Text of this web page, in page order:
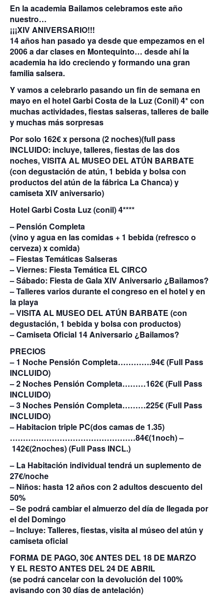
En la academia Bailamos celebramos este año
nuestro…
¡¡¡XIV ANIVERSARIO!!!
14 años han pasado ya desde que empezamos en el
2006 a dar clases en Montequinto… desde ahí la
academia ha ido creciendo y formando una gran
familia salsera.
Y vamos a celebrarlo pasando un fin de semana en
mayo en el hotel Garbi Costa de la Luz (Conil) 4* con
muchas actividades, fiestas salseras, talleres de baile
y muchas más sorpresas
Por solo 162€x persona (2 noches)(full pass
INCLUIDO: incluye, talleres, fiestas de las dos
noches, VISITA AL MUSEO DEL ATÚN BARBATE
(con degustación de atún, 1 bebida y bolsa con
productos del atún de la fábrica La Chanca) y
camiseta XIV aniversario)
Hotel Garbi Costa Luz (conil) 4****
– Pensión Completa
(vino y agua en las comidas + 1 bebida (refresco o
cerveza) x comida)
– Fiestas Temáticas Salseras
– Viernes: Fiesta Temática EL CIRCO
– Sábado: Fiesta de Gala XIV Aniversario ¿Bailamos?
– Talleres varios durante el congreso en el hotel y en
la playa
– VISITA AL MUSEO DEL ATÚN BARBATE (con
degustación, 1 bebida y bolsa con productos)
– Camiseta Oficial 14 Aniversario ¿Bailamos?
PRECIOS
– 1 Noche Pensión Completa………….94€(Full Pass
INCLUIDO)
– 2 Noches Pensión Completa………162€(Full Pass
INCLUIDO)
– 3 Noches Pensión Completa………225€(Full Pass
INCLUIDO)
– Habitacion triple PC(dos camas de 1.35)
…………………………………………84€(1noch)–
142€(2noches) (Full Pass INCL.)
– La Habitación individual tendrá un suplemento de
27€/noche
– Niños: hasta 12 años con 2 adultos descuento del
50%
– Se podrá cambiar el almuerzo del día de llegada por
el del Domingo
– Incluye: Talleres, fiestas, visita al múseo del atún y
camiseta oficial
FORMA DE PAGO, 30€ ANTES DEL 18 DE MARZO
Y EL RESTO ANTES DEL 24 DE ABRIL
(se podrá cancelar con la devolución del 100%
avisando con 30 días de antelación)